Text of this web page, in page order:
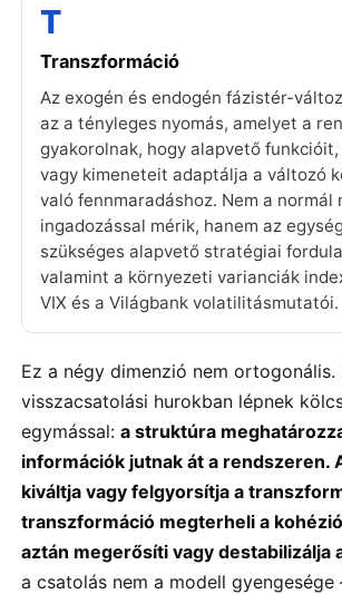
T
Transzformáció
Az exogén és endogén fázistér-
az a tényleges nyomás, amelyet a
gyakorolnak, hogy alapvető
vagy kimeneteit adaptálja a változó
való fennmaradáshoz. Nem a normál
ingadozással mérik, hanem az
szükséges alapvető stratégiai
valamint a környezeti varianciák
VIX és a Világbank volatilitásmutatói.
Ez a négy dimenzió nem ortogonális.
visszacsatolási hurokban lépnek
egymással: a struktúra
információk jutnak át a rendszeren.
kiváltja vagy felgyorsítja a
transzformáció megterheli a
aztán megerősíti vagy destabilizálja
a csatolás nem a modell gyengesége